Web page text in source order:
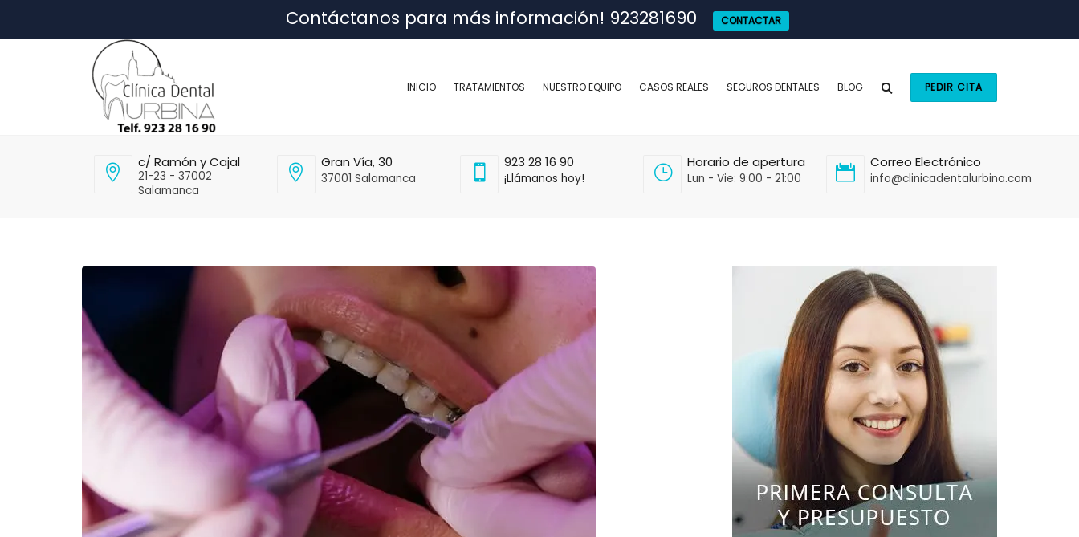
Contáctanos para más información! 923281690 CONTACTAR
INICIO TRATAMIENTOS NUESTRO EQUIPO CASOS REALES SEGUROS DENTALES BLOG PEDIR CITA
c/ Ramón y Cajal
21-23 - 37002
Salamanca
Gran Vía, 30
37001 Salamanca
923 28 16 90
¡Llámanos hoy!
Horario de apertura
Lun - Vie: 9:00 - 21:00
Correo Electrónico
info@clinicadentalurbina.com